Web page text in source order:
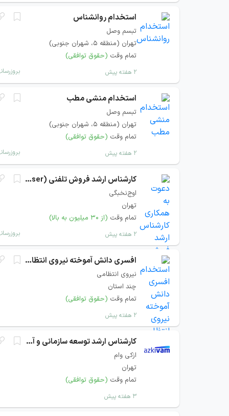
استخدام روانشناس
تبسم وصل
تهران (منطقه ۵، شهران جنوبی)
تمام وقت (حقوق توافقی)
۲ هفته پیش
استخدام منشی مطب
تبسم وصل
تهران (منطقه ۵، شهران جنوبی)
تمام وقت (حقوق توافقی)
۲ هفته پیش
کارشناس ارشد فروش تلفنی (Closer)
اوج‌نخبگی
تهران
تمام وقت (از ۳۰ میلیون به بالا)
۲ هفته پیش
افسری دانش آموخته نیروی انتظامی
نیروی انتظامی
چند استان
تمام وقت (حقوق توافقی)
۲ هفته پیش
کارشناس ارشد توسعه سازمانی و آموزش
ازکی وام
تهران
تمام وقت (حقوق توافقی)
۳ هفته پیش